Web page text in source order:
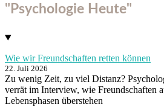
"Psychologie Heute"
Wie wir Freundschaften retten können
22. Juli 2026
Zu wenig Zeit, zu viel Distanz?
verrät im Interview, wie Freundschaften
Lebensphasen überstehen